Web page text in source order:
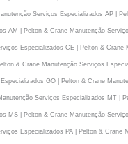
Serviços Especializados AP |
AM | Pelton & Crane Manutenção
Especializados CE | Pelton & Crane
& Crane Manutenção Serviços
GO | Pelton & Crane
Serviços Especializados MT |
MS | Pelton & Crane Manutenção
Especializados PA | Pelton & Crane